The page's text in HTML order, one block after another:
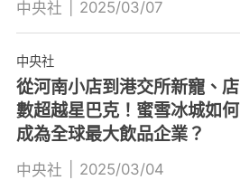
中央社 2025/03/07
中央社
從河南小店到港交所新寵、店
數超越星巴克！蜜雪冰城如何
成為全球最大飲品企業？
中央社 2025/03/04